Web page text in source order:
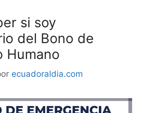
si soy
del Bono de
Humano
ecuadoraldia.com